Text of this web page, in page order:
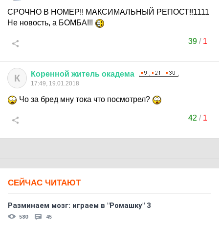
СРОЧНО В НОМЕР!! МАКСИМАЛЬНЫЙ РЕПОСТ!!1111
Не новость, а БОМБА!!!
39 / 1
К Коренной житель окадема
17:49, 19.01.2018
Чо за бред мну тока что посмотрел?
42 / 1
СЕЙЧАС ЧИТАЮТ
Разминаем мозг: играем в "Ромашку" 3
580 45